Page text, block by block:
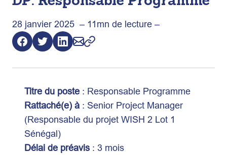
28 janvier 2025 – 11mn de lecture –
Titre du poste : Responsable Programme
Rattaché(e) à : Senior Project Manager
(Responsable du projet WISH 2 Lot 1
Sénégal)
Délai de préavis : 3 mois